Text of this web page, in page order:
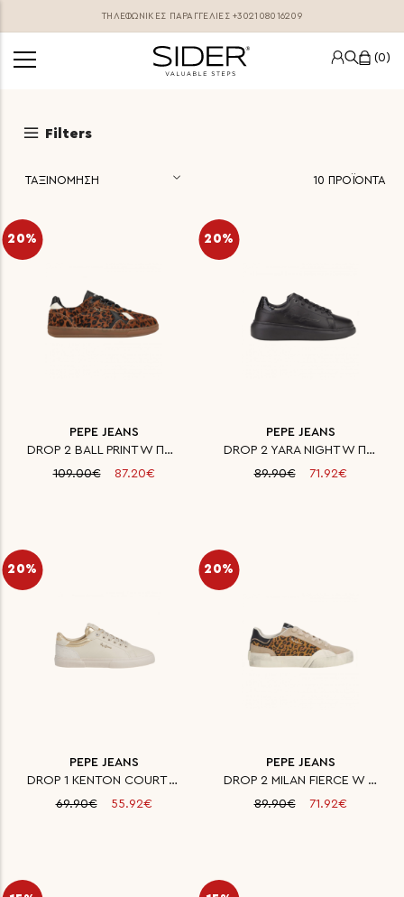
ΤΗΛΕΦΩΝΙΚΕΣ ΠΑΡΑΓΓΕΛΊΕΣ+302108016209
0
Filters
10 ΠΡΟΪΟΝΤΑ
20%
PEPE JEANS
DROP 2 BALL PRINT W ΠΑΠΟΥΤΣΙ Γ
109.00€
87.20€
20%
PEPE JEANS
DROP 2 YARA NIGHT W ΠΑΠΟΥΤΣΙ Γ
89.90€
71.92€
20%
PEPE JEANS
DROP 1 KENTON COURT W ΠΑΠΟΥΤΣ
69.90€
55.92€
20%
PEPE JEANS
DROP 2 MILAN FIERCE W ΠΑΠΟΥΤΣΙ
89.90€
71.92€